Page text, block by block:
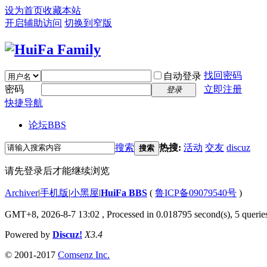
设为首页收藏本站
开启辅助访问 切换到窄版
自动登录 找回密码
密码
登录
立即注册
快捷导航
论坛BBS
搜索 搜索 热搜: 活动 交友 discuz
请先登录后才能继续浏览
Archiver|手机版|小黑屋|HuiFa BBS ( 鲁ICP备09079540号 )
GMT+8, 2026-8-7 13:02 , Processed in 0.018795 second(s), 5
Powered by Discuz! X3.4
© 2001-2017 Comsenz Inc.